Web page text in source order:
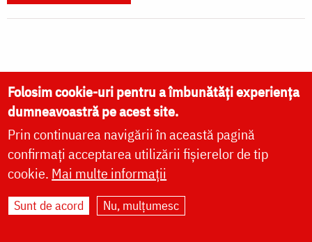
Paginare
Last page
Ultima pagină »
MEDIA
Folosim cookie-uri pentru a îmbunătăți experiența
dumneavoastră pe acest site.
Prin continuarea navigării în această pagină
confirmați acceptarea utilizării fișierelor de tip
cookie. Mai multe informații
Sunt de acord Nu, mulțumesc